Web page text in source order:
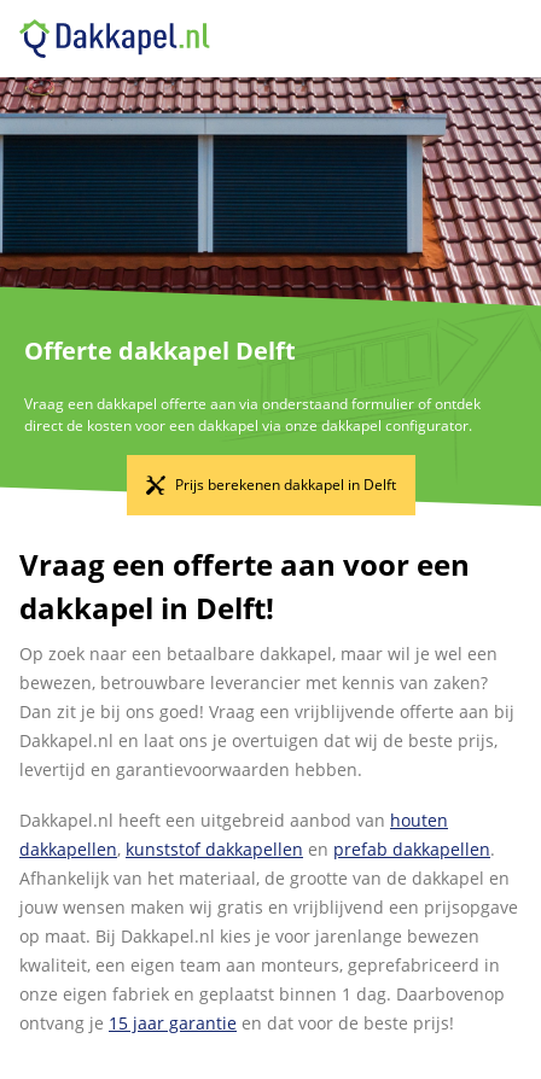
Offerte dakkapel Delft
Vraag een dakkapel offerte aan via onderstaand formulier of ontdek
direct de kosten voor een dakkapel via onze dakkapel configurator.
Prijs berekenen dakkapel in Delft
Vraag een offerte aan voor een
dakkapel in Delft!
Op zoek naar een betaalbare dakkapel, maar wil je wel een
bewezen, betrouwbare leverancier met kennis van zaken?
Dan zit je bij ons goed! Vraag een vrijblijvende offerte aan bij
Dakkapel.nl en laat ons je overtuigen dat wij de beste prijs,
levertijd en garantievoorwaarden hebben.
Dakkapel.nl heeft een uitgebreid aanbod van houten
dakkapellen, kunststof dakkapellen en prefab dakkapellen.
Afhankelijk van het materiaal, de grootte van de dakkapel en
jouw wensen maken wij gratis en vrijblijvend een prijsopgave
op maat. Bij Dakkapel.nl kies je voor jarenlange bewezen
kwaliteit, een eigen team aan monteurs, geprefabriceerd in
onze eigen fabriek en geplaatst binnen 1 dag. Daarbovenop
ontvang je 15 jaar garantie en dat voor de beste prijs!